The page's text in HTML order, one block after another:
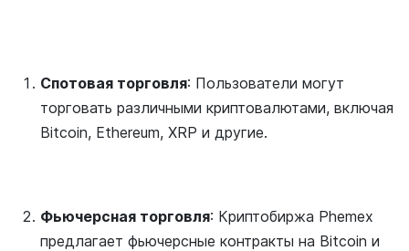
Спотовая торговля: Пользователи могут
торговать различными криптовалютами, включая
Bitcoin, Ethereum, XRP и другие.
Фьючерсная торговля: Криптобиржа Phemex
предлагает фьючерсные контракты на Bitcoin и